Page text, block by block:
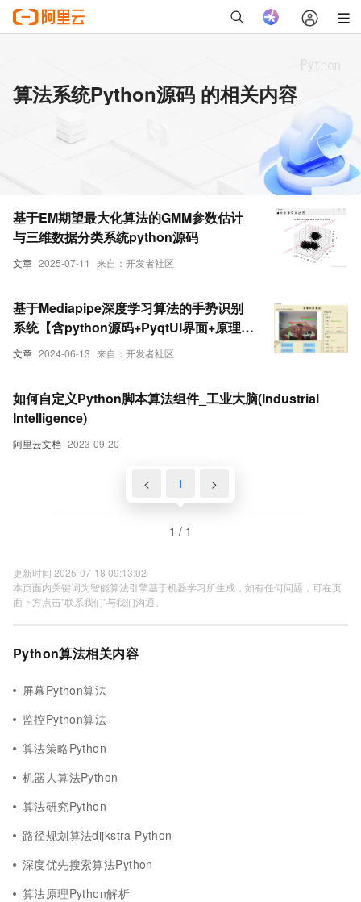
算法系统Python源码 的相关内容
文章 2025-07-11 来自：开发者社区
基于EM期望最大化算法的GMM参数估计
与三维数据分类系统python源码
文章 2024-06-13 来自：开发者社区
基于Mediapipe深度学习算法的手势识别
系统【含python源码+PyqtUI界面+原理详
解】-python手势识别 深度学习实战项目
阿里云文档 2023-09-20
如何自定义Python脚本算法组件_工业大脑(Industrial
Intelligence)
< 1 >
1 / 1
更新时间 2025-07-18 09:13:02
本页面内关键词为智能算法引擎基于机器学习所生成，如有任何问题，可在页
面下方点击"联系我们"与我们沟通。
Python算法相关内容
屏幕Python算法
监控Python算法
算法策略Python
机器人算法Python
算法研究Python
路径规划算法dijkstra Python
深度优先搜索算法Python
算法原理Python解析